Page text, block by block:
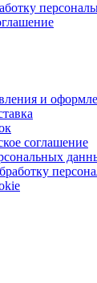
и
соглашение